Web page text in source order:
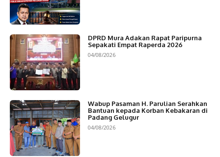
DPRD Mura Adakan Rapat Paripurna
Sepakati Empat Raperda 2026
04/08/2026
Wabup Pasaman H. Parulian Serahkan
Bantuan kepada Korban Kebakaran di
Padang Gelugur
04/08/2026